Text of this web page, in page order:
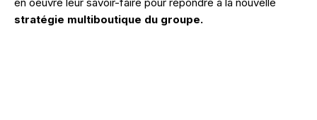
stratégie multiboutique du groupe.